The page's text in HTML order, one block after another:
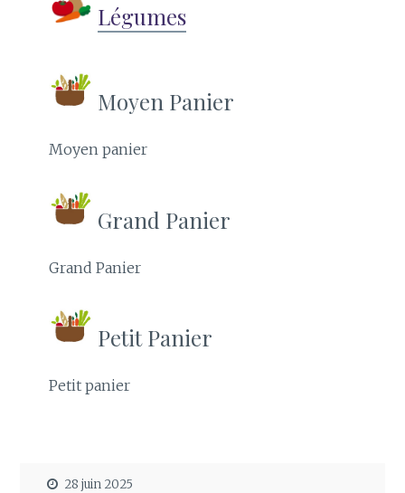
Légumes
Moyen Panier
Moyen panier
Grand Panier
Grand Panier
Petit Panier
Petit panier
28 juin 2025